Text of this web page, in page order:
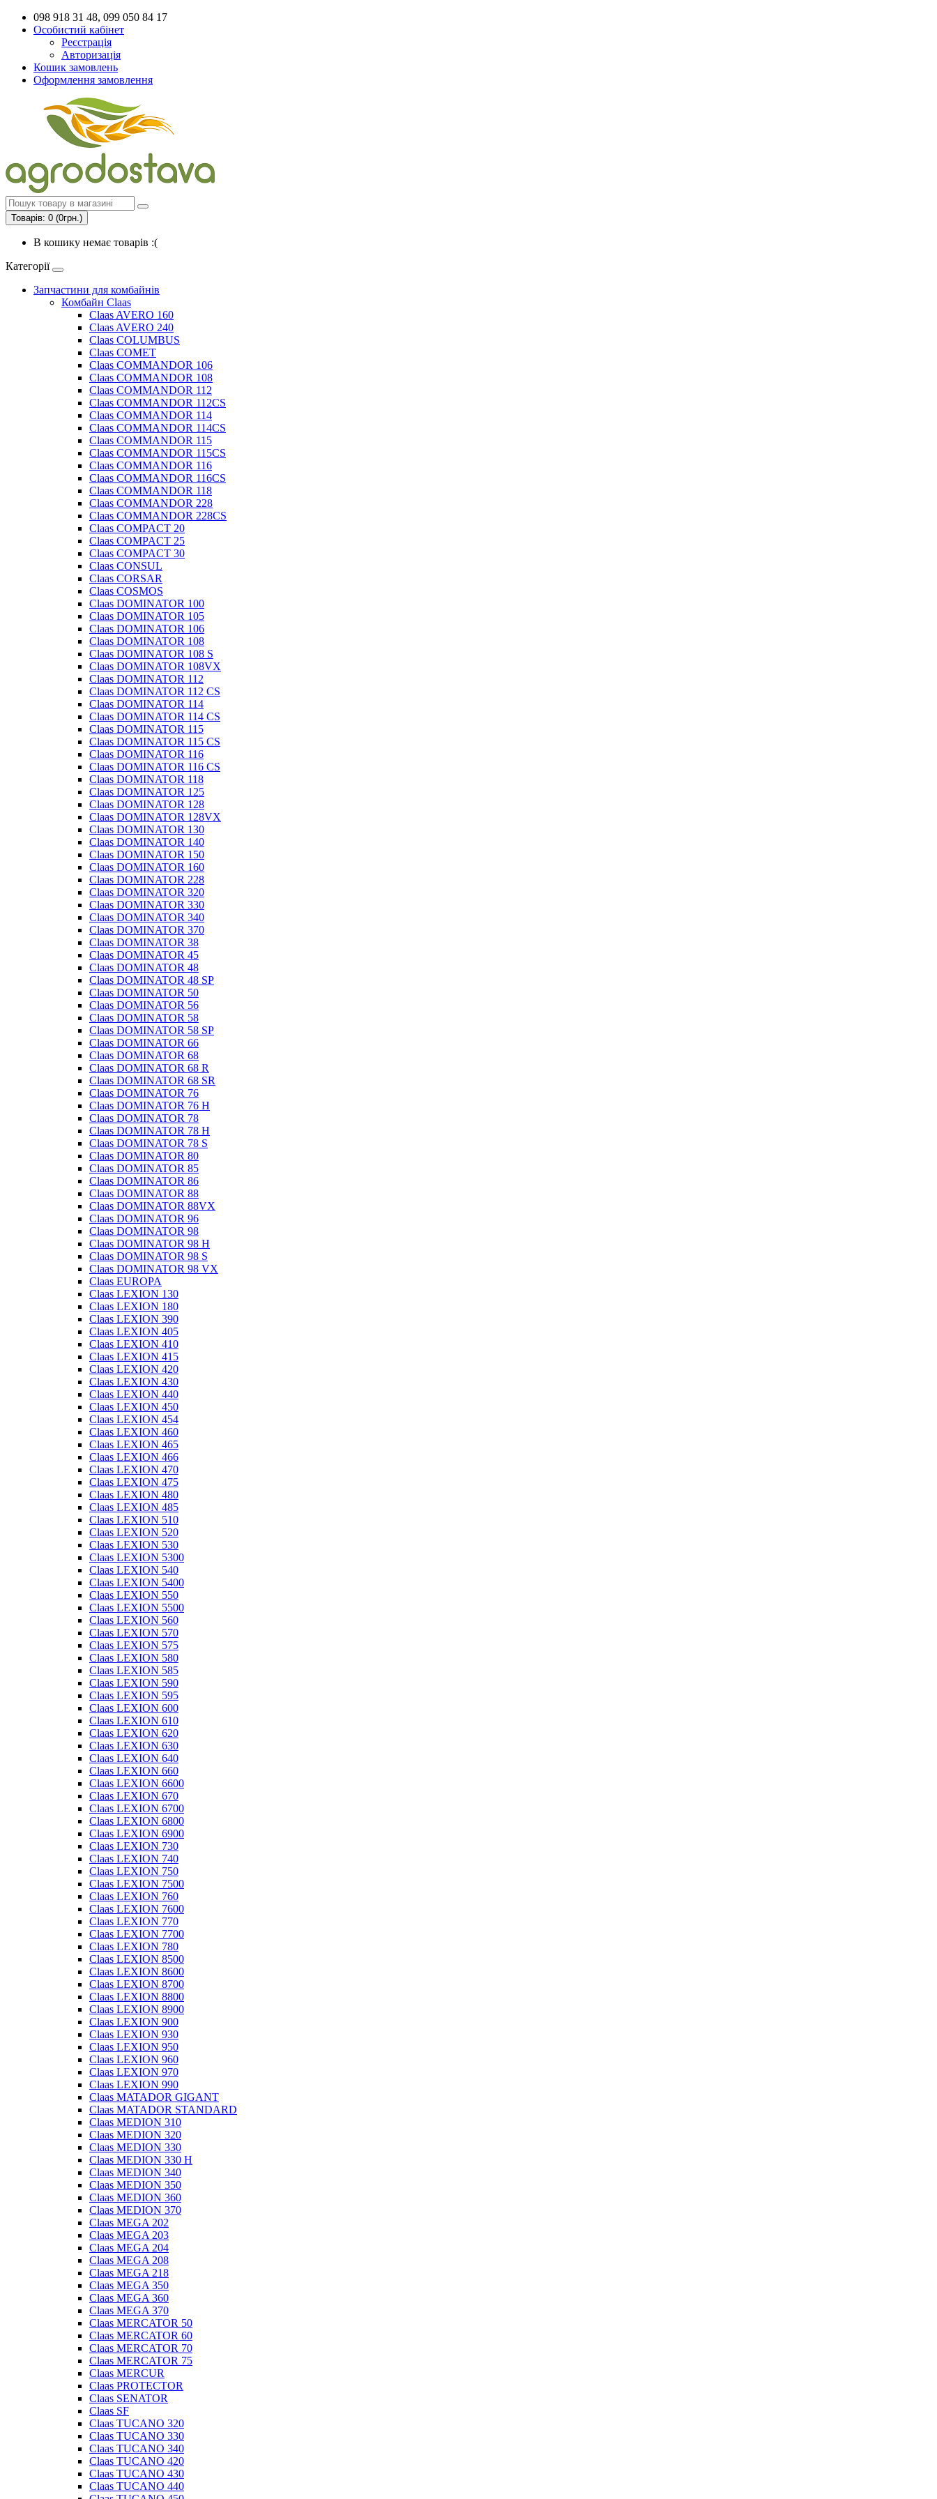
098 918 31 48, 099 050 84 17
Особистий кабінет
Реєстрація
Авторизація
Кошик замовлень
Оформлення замовлення
Товарів: 0 (0грн.)
В кошику немає товарів :(
Категорії
Запчастини для комбайнів
Комбайн Claas
Claas AVERO 160
Claas AVERO 240
Claas COLUMBUS
Claas COMET
Claas COMMANDOR 106
Claas COMMANDOR 108
Claas COMMANDOR 112
Claas COMMANDOR 112CS
Claas COMMANDOR 114
Claas COMMANDOR 114CS
Claas COMMANDOR 115
Claas COMMANDOR 115CS
Claas COMMANDOR 116
Claas COMMANDOR 116CS
Claas COMMANDOR 118
Claas COMMANDOR 228
Claas COMMANDOR 228CS
Claas COMPACT 20
Claas COMPACT 25
Claas COMPACT 30
Claas CONSUL
Claas CORSAR
Claas COSMOS
Claas DOMINATOR 100
Claas DOMINATOR 105
Claas DOMINATOR 106
Claas DOMINATOR 108
Claas DOMINATOR 108 S
Claas DOMINATOR 108VX
Claas DOMINATOR 112
Claas DOMINATOR 112 CS
Claas DOMINATOR 114
Claas DOMINATOR 114 CS
Claas DOMINATOR 115
Claas DOMINATOR 115 CS
Claas DOMINATOR 116
Claas DOMINATOR 116 CS
Claas DOMINATOR 118
Claas DOMINATOR 125
Claas DOMINATOR 128
Claas DOMINATOR 128VX
Claas DOMINATOR 130
Claas DOMINATOR 140
Claas DOMINATOR 150
Claas DOMINATOR 160
Claas DOMINATOR 228
Claas DOMINATOR 320
Claas DOMINATOR 330
Claas DOMINATOR 340
Claas DOMINATOR 370
Claas DOMINATOR 38
Claas DOMINATOR 45
Claas DOMINATOR 48
Claas DOMINATOR 48 SP
Claas DOMINATOR 50
Claas DOMINATOR 56
Claas DOMINATOR 58
Claas DOMINATOR 58 SP
Claas DOMINATOR 66
Claas DOMINATOR 68
Claas DOMINATOR 68 R
Claas DOMINATOR 68 SR
Claas DOMINATOR 76
Claas DOMINATOR 76 H
Claas DOMINATOR 78
Claas DOMINATOR 78 H
Claas DOMINATOR 78 S
Claas DOMINATOR 80
Claas DOMINATOR 85
Claas DOMINATOR 86
Claas DOMINATOR 88
Claas DOMINATOR 88VX
Claas DOMINATOR 96
Claas DOMINATOR 98
Claas DOMINATOR 98 H
Claas DOMINATOR 98 S
Claas DOMINATOR 98 VX
Claas EUROPA
Claas LEXION 130
Claas LEXION 180
Claas LEXION 390
Claas LEXION 405
Claas LEXION 410
Claas LEXION 415
Claas LEXION 420
Claas LEXION 430
Claas LEXION 440
Claas LEXION 450
Claas LEXION 454
Claas LEXION 460
Claas LEXION 465
Claas LEXION 466
Claas LEXION 470
Claas LEXION 475
Claas LEXION 480
Claas LEXION 485
Claas LEXION 510
Claas LEXION 520
Claas LEXION 530
Claas LEXION 5300
Claas LEXION 540
Claas LEXION 5400
Claas LEXION 550
Claas LEXION 5500
Claas LEXION 560
Claas LEXION 570
Claas LEXION 575
Claas LEXION 580
Claas LEXION 585
Claas LEXION 590
Claas LEXION 595
Claas LEXION 600
Claas LEXION 610
Claas LEXION 620
Claas LEXION 630
Claas LEXION 640
Claas LEXION 660
Claas LEXION 6600
Claas LEXION 670
Claas LEXION 6700
Claas LEXION 6800
Claas LEXION 6900
Claas LEXION 730
Claas LEXION 740
Claas LEXION 750
Claas LEXION 7500
Claas LEXION 760
Claas LEXION 7600
Claas LEXION 770
Claas LEXION 7700
Claas LEXION 780
Claas LEXION 8500
Claas LEXION 8600
Claas LEXION 8700
Claas LEXION 8800
Claas LEXION 8900
Claas LEXION 900
Claas LEXION 930
Claas LEXION 950
Claas LEXION 960
Claas LEXION 970
Claas LEXION 990
Claas MATADOR GIGANT
Claas MATADOR STANDARD
Claas MEDION 310
Claas MEDION 320
Claas MEDION 330
Claas MEDION 330 H
Claas MEDION 340
Claas MEDION 350
Claas MEDION 360
Claas MEDION 370
Claas MEGA 202
Claas MEGA 203
Claas MEGA 204
Claas MEGA 208
Claas MEGA 218
Claas MEGA 350
Claas MEGA 360
Claas MEGA 370
Claas MERCATOR 50
Claas MERCATOR 60
Claas MERCATOR 70
Claas MERCATOR 75
Claas MERCUR
Claas PROTECTOR
Claas SENATOR
Claas SF
Claas TUCANO 320
Claas TUCANO 330
Claas TUCANO 340
Claas TUCANO 420
Claas TUCANO 430
Claas TUCANO 440